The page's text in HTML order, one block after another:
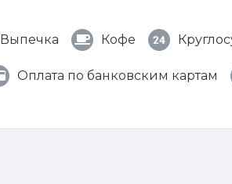
Выпечка Кофе
Оплата по банковским картам